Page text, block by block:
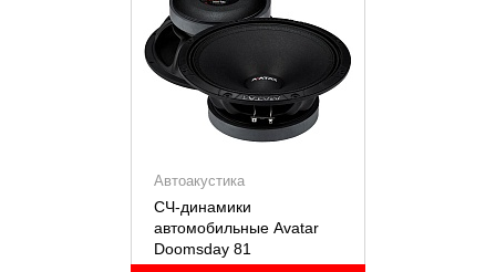
Автоакустика
СЧ-динамики
автомобильные Avatar
Doomsday 81